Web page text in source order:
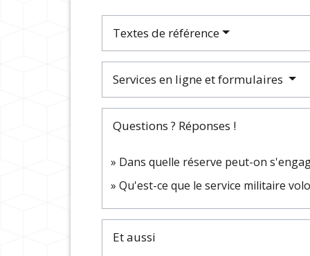
Textes de référence
Services en ligne et formulaires
Questions ? Réponses !
Dans quelle réserve peut-on
Qu'est-ce que le service militaire
Et aussi